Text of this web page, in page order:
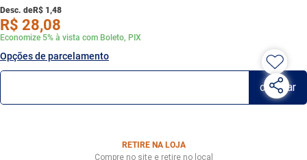
Desc. deR$ 1 ,48
R$ 28,08
Economize 5% à vista com Boleto, PIX
Opções de parcelamento
RETIRE NA LOJA
Compre no site e retire no local